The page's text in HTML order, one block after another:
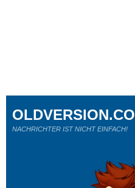
NACHRICHTER IST NICHT EINFACH!